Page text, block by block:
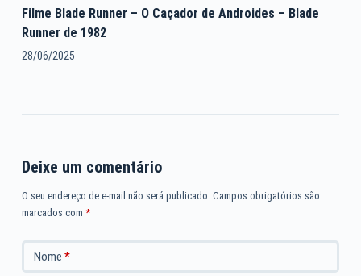
Filme Blade Runner – O Caçador de Androides – Blade
Runner de 1982
28/06/2025
Deixe um comentário
O seu endereço de e-mail não será publicado. Campos obrigatórios são
marcados com *
Nome *